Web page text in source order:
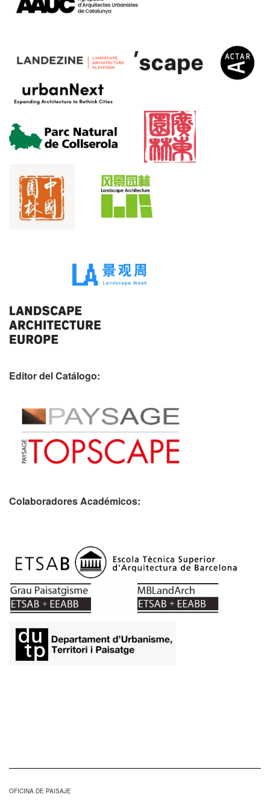
Editor del Catálogo:
Colaboradores Académicos:
OFICINA DE PAISAJE